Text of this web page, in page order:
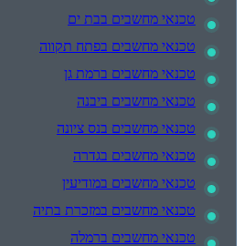
טכנאי מחשבים בבת ים
טכנאי מחשבים בפתח תקווה
טכנאי מחשבים ברמת גן
טכנאי מחשבים ביבנה
טכנאי מחשבים בנס ציונה
טכנאי מחשבים בגדרה
טכנאי מחשבים במודיעין
טכנאי מחשבים במזכרת בתיה
טכנאי מחשבים ברמלה